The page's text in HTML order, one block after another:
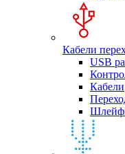
Кабели
USB
Кабели